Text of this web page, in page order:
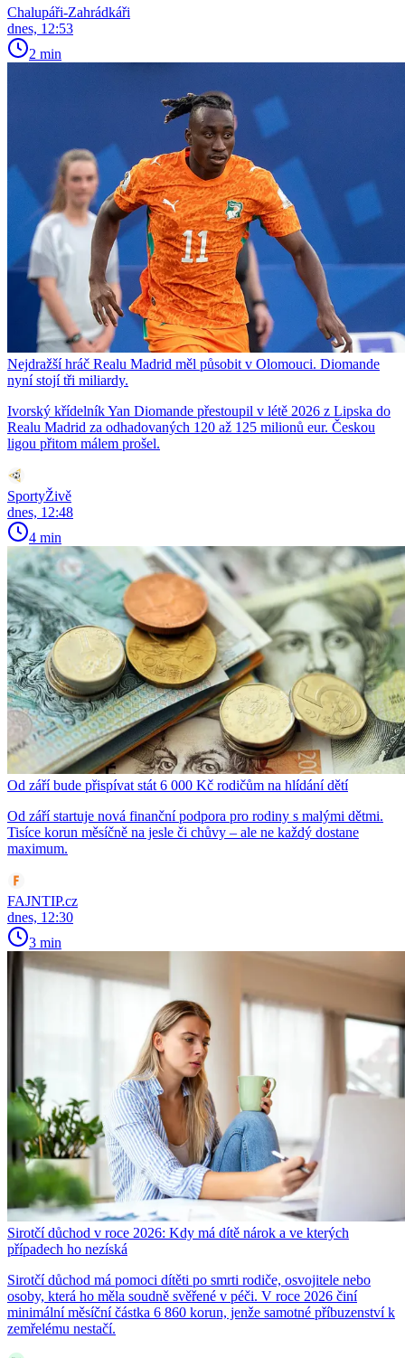
Chalupáři-Zahrádkáři
dnes, 12:53
2 min
Nejdražší hráč Realu Madrid měl působit v Olomouci. Diomande
nyní stojí tři miliardy.
Ivorský křídelník Yan Diomande přestoupil v létě 2026 z Lipska do
Realu Madrid za odhadovaných 120 až 125 milionů eur. Českou
ligou přitom málem prošel.
SportyŽivě
dnes, 12:48
4 min
Od září bude přispívat stát 6 000 Kč rodičům na hlídání dětí
Od září startuje nová finanční podpora pro rodiny s malými dětmi.
Tisíce korun měsíčně na jesle či chůvy – ale ne každý dostane
maximum.
FAJNTIP.cz
dnes, 12:30
3 min
Sirotčí důchod v roce 2026: Kdy má dítě nárok a ve kterých
případech ho nezíská
Sirotčí důchod má pomoci dítěti po smrti rodiče, osvojitele nebo
osoby, která ho měla soudně svěřené v péči. V roce 2026 činí
minimální měsíční částka 6 860 korun, jenže samotné příbuzenství k
zemřelému nestačí.